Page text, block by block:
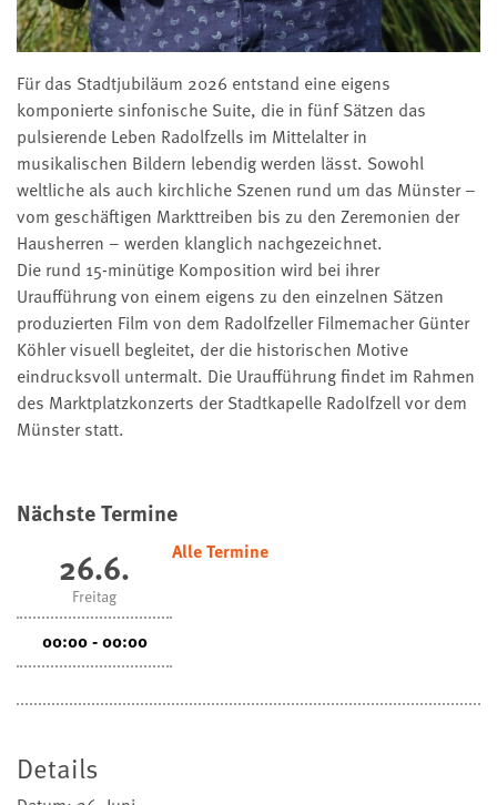
Für das Stadtjubiläum 2026 entstand eine eigens
komponierte sinfonische Suite, die in fünf Sätzen das
pulsierende Leben Radolfzells im Mittelalter in
musikalischen Bildern lebendig werden lässt. Sowohl
weltliche als auch kirchliche Szenen rund um das Münster –
vom geschäftigen Markttreiben bis zu den Zeremonien der
Hausherren – werden klanglich nachgezeichnet.
Die rund 15-minütige Komposition wird bei ihrer
Uraufführung von einem eigens zu den einzelnen Sätzen
produzierten Film von dem Radolfzeller Filmemacher Günter
Köhler visuell begleitet, der die historischen Motive
eindrucksvoll untermalt. Die Uraufführung findet im Rahmen
des Marktplatzkonzerts der Stadtkapelle Radolfzell vor dem
Münster statt.
Nächste Termine
26.6.
Freitag
00:00 - 00:00
Alle Termine
Details